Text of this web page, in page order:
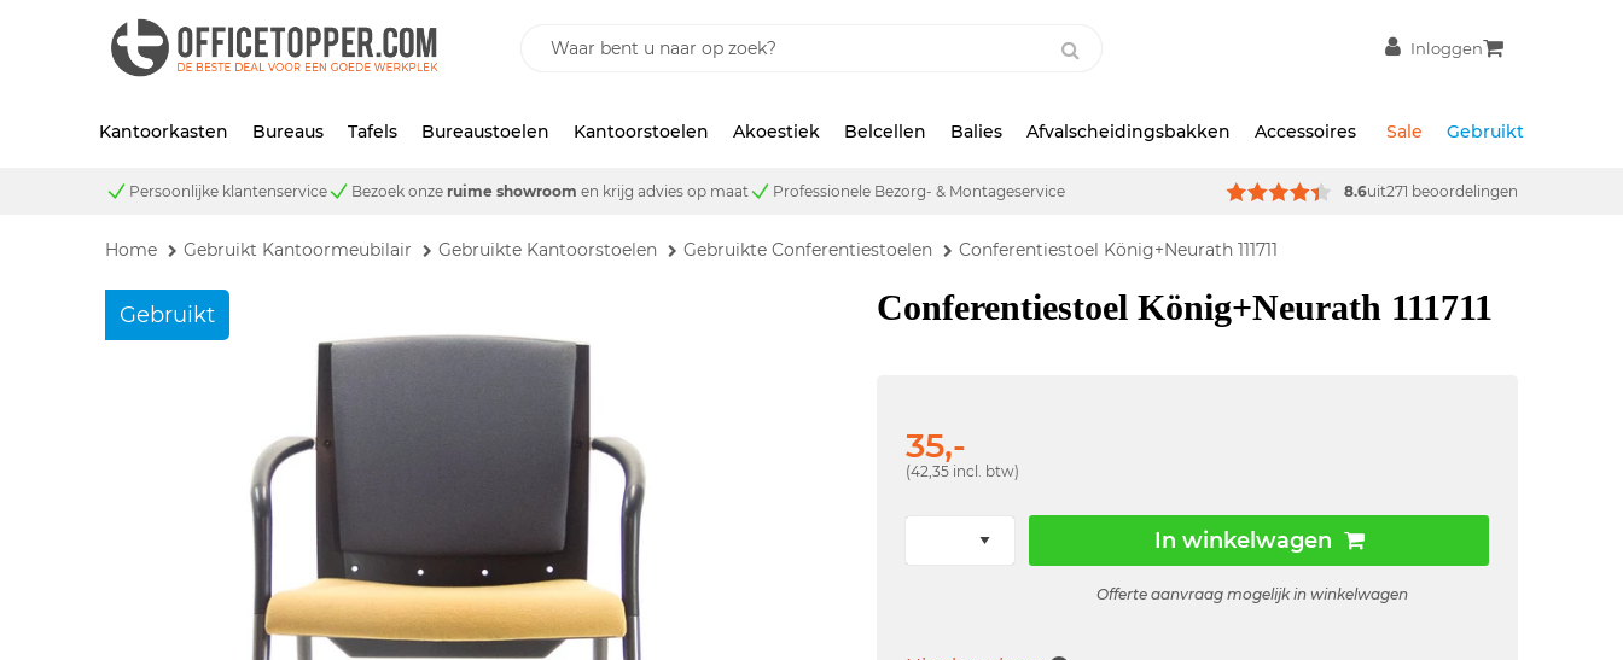
Inloggen
Kantoorkasten Bureaus Tafels Bureaustoelen Kantoorstoelen Akoestiek Belcellen Balies Afvalscheidingsbakken Accessoires Sale Gebruikt
Persoonlijke klantenservice Bezoek onze ruime showroom en krijg advies op maat Professionele Bezorg- & Montageservice 8.6uit271 beoordelingen
Home Gebruikt Kantoormeubilair Gebruikte Kantoorstoelen Gebruikte Conferentiestoelen Conferentiestoel König+Neurath 111711
Gebruikt Conferentiestoel König+Neurath 111711
35,-
(42,35 incl. btw)
In winkelwagen
Offerte aanvraag mogelijk in winkelwagen